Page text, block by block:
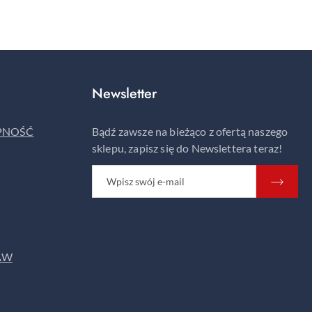
Newsletter
Bądź zawsze na bieżąco z ofertą naszego
sklepu, zapisz się do Newslettera teraz!